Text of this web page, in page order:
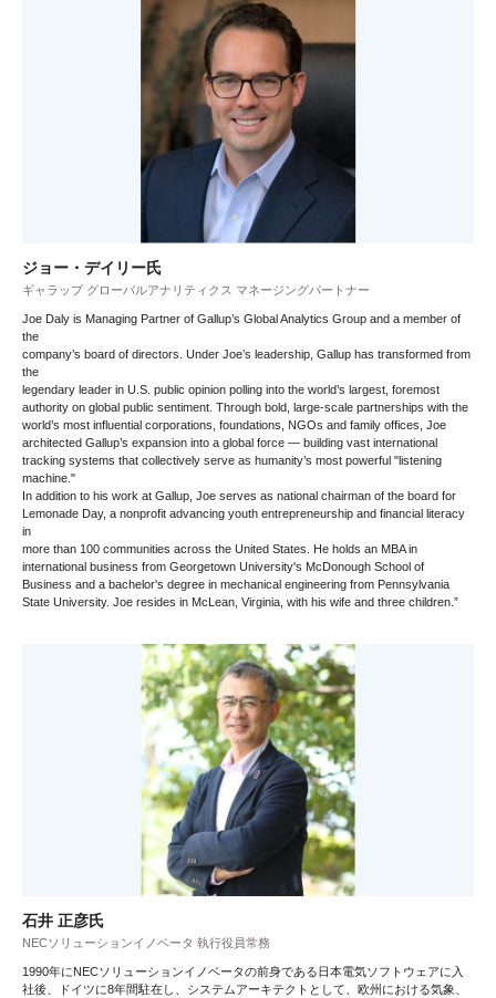
ジョー・デイリー氏
ギャラップ グローバルアナリティクス マネージングパートナー
Joe Daly is Managing Partner of Gallup’s Global Analytics Group and a member of
the
company’s board of directors. Under Joe’s leadership, Gallup has transformed from
the
legendary leader in U.S. public opinion polling into the world’s largest, foremost
authority on global public sentiment. Through bold, large-scale partnerships with the
world’s most influential corporations, foundations, NGOs and family offices, Joe
architected Gallup’s expansion into a global force — building vast international
tracking systems that collectively serve as humanity’s most powerful "listening
machine."
In addition to his work at Gallup, Joe serves as national chairman of the board for
Lemonade Day, a nonprofit advancing youth entrepreneurship and financial literacy
in
more than 100 communities across the United States. He holds an MBA in
international business from Georgetown University's McDonough School of
Business and a bachelor's degree in mechanical engineering from Pennsylvania
State University. Joe resides in McLean, Virginia, with his wife and three children.”
石井 正彦氏
NECソリューションイノベータ 執行役員常務
1990年にNECソリューションイノベータの前身である日本電気ソフトウェアに入
社後、ドイツに8年間駐在し、システムアーキテクトとして、欧州における気象、